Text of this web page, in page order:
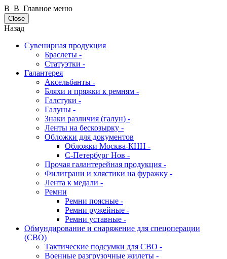
В В Главное меню
Close
Назад
Сувенирная продукция
Браслеты -
Статуэтки -
Галантерея
Аксельбанты -
Бляхи и пряжки к ремням -
Галстуки -
Галуны -
Знаки различия (галун) -
Ленты на бескозырку -
Обложки для документов
Обложки Москва-КНН -
С-Петербург Нов -
Прочая галантерейная продукция -
Филиграни и хлястики на фуражку -
Лента к медали -
Ремни
Ремни поясные -
Ремни ружейные -
Ремни уставные -
Обмундирование и снаряжение для спецоперации
(СВО)
Тактические подсумки для СВО -
Военные разгрузочные жилеты -